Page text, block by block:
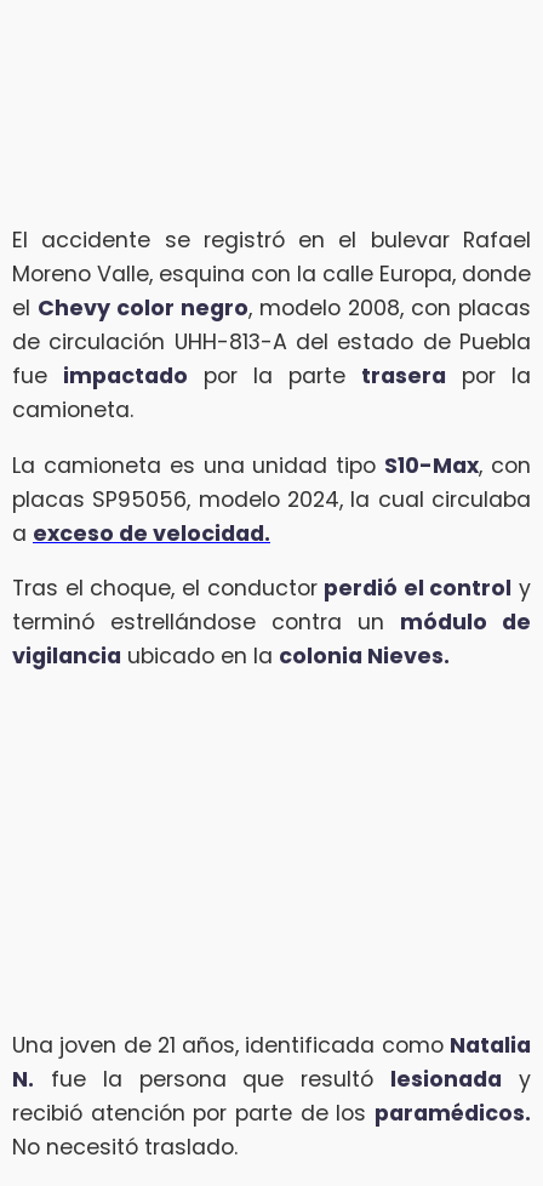
El accidente se registró en el bulevar Rafael
Moreno Valle, esquina con la calle Europa, donde
el Chevy color negro, modelo 2008, con placas
de circulación UHH-813-A del estado de Puebla
fue impactado por la parte trasera por la
camioneta.
La camioneta es una unidad tipo S10-Max, con
placas SP95056, modelo 2024, la cual circulaba
a exceso de velocidad.
Tras el choque, el conductor perdió el control y
terminó estrellándose contra un módulo de
vigilancia ubicado en la colonia Nieves.
Una joven de 21 años, identificada como Natalia
N. fue la persona que resultó lesionada y
recibió atención por parte de los paramédicos.
No necesitó traslado.